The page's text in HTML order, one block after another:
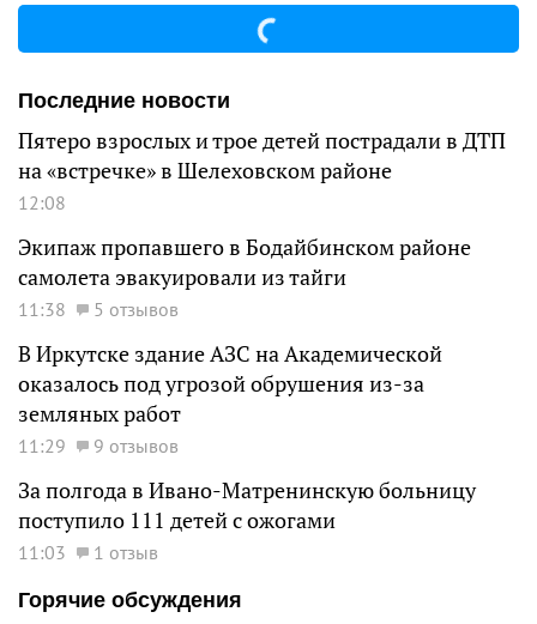
Последние новости
Пятеро взрослых и трое детей пострадали в ДТП
на «встречке» в Шелеховском районе
12:08
Экипаж пропавшего в Бодайбинском районе
самолета эвакуировали из тайги
11:38 5 отзывов
В Иркутске здание АЗС на Академической
оказалось под угрозой обрушения из-за
земляных работ
11:29 9 отзывов
За полгода в Ивано-Матренинскую больницу
поступило 111 детей с ожогами
11:03
1 отзыв
Горячие обсуждения